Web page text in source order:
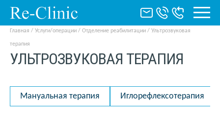
Главная / Услуги/операции / Отделение реабилитации / Ультрозвуковая
терапия
УЛЬТРОЗВУКОВАЯ ТЕРАПИЯ
Мануальная терапия Иглорефлексотерапия